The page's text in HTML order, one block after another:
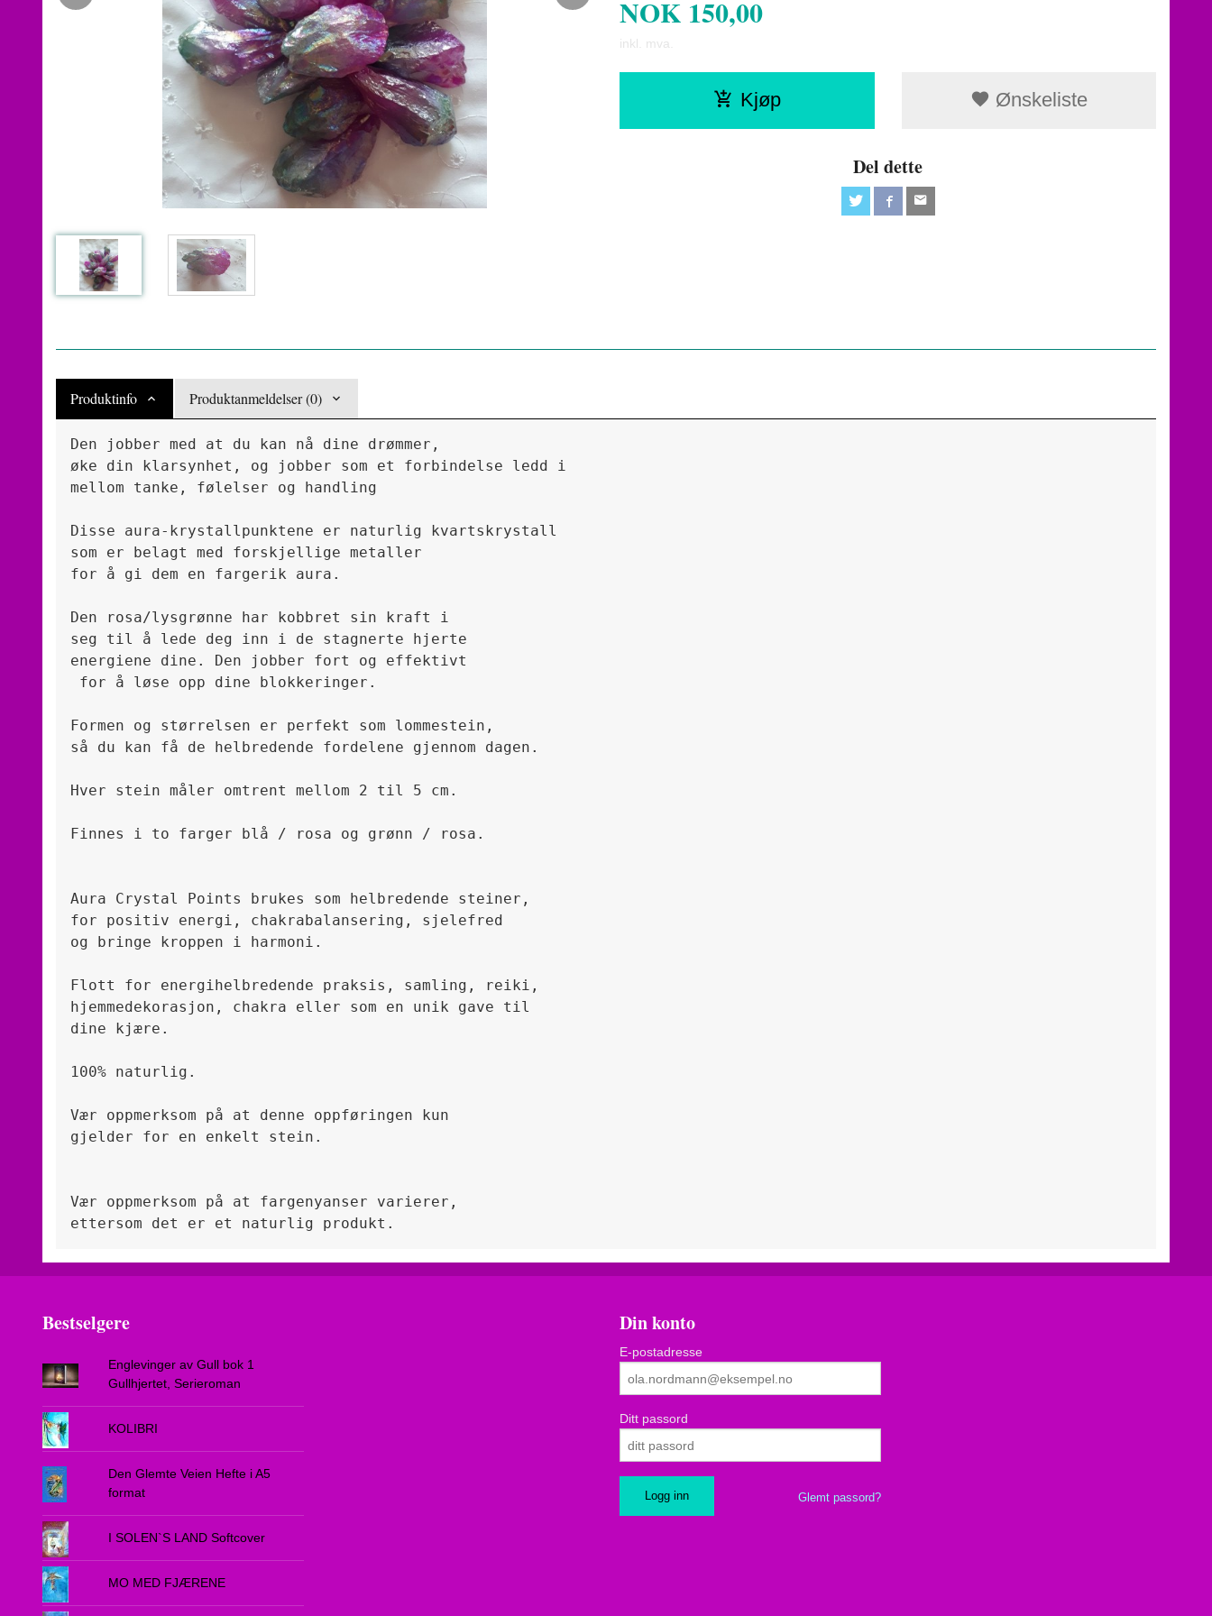
NOK 150,00
inkl. mva.
Kjøp Ønskeliste
Del dette
Produktinfo Produktanmeldelser (0)
Den jobber med at du kan nå dine drømmer,
øke din klarsynhet, og jobber som et forbindelse ledd i
mellom tanke, følelser og handling
Disse aura-krystallpunktene er naturlig kvartskrystall
som er belagt med forskjellige metaller
for å gi dem en fargerik aura.
Den rosa/lysgrønne har kobbret sin kraft i
seg til å lede deg inn i de stagnerte hjerte
energiene dine. Den jobber fort og effektivt
for å løse opp dine blokkeringer.
Formen og størrelsen er perfekt som lommestein,
så du kan få de helbredende fordelene gjennom dagen.
Hver stein måler omtrent mellom 2 til 5 cm.
Finnes i to farger blå / rosa og grønn / rosa.
Aura Crystal Points brukes som helbredende steiner,
for positiv energi, chakrabalansering, sjelefred
og bringe kroppen i harmoni.
Flott for energihelbredende praksis, samling, reiki,
hjemmedekorasjon, chakra eller som en unik gave til
dine kjære.
100% naturlig.
Vær oppmerksom på at denne oppføringen kun
gjelder for en enkelt stein.
Vær oppmerksom på at fargenyanser varierer,
ettersom det er et naturlig produkt.
Bestselgere
Englevinger av Gull bok 1
Gullhjertet, Serieroman
KOLIBRI
Den Glemte Veien Hefte i A5
format
I SOLEN`S LAND Softcover
MO MED FJÆRENE
Din konto
E-postadresse
Ditt passord
Glemt passord?